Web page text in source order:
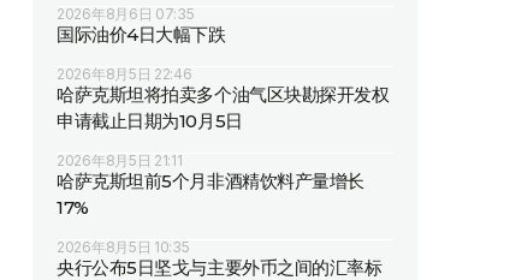
2026年8月6日 07:35
国际油价4日大幅下跌
2026年8月5日 22:46
哈萨克斯坦将拍卖多个油气区块勘探开发权
申请截止日期为10月5日
2026年8月5日 21:11
哈萨克斯坦前5个月非酒精饮料产量增长
17%
2026年8月5日 10:35
央行公布5日坚戈与主要外币之间的汇率标